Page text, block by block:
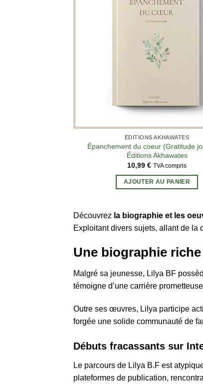
ÉDITIONS AKHAWATES
Épanchement du coeur (Gratitude
Éditions Akhawates
10,99 € TVA compris
AJOUTER AU PANIER
Découvrez la biographie et les
Exploitant divers sujets, allant de la
Une biographie
Malgré sa jeunesse, Lilya BF
témoigne d’une carrière
Outre ses œuvres, Lilya participe
forgée une solide communauté de
Débuts fracassants sur
Le parcours de Lilya B.F est
plateformes de publication,